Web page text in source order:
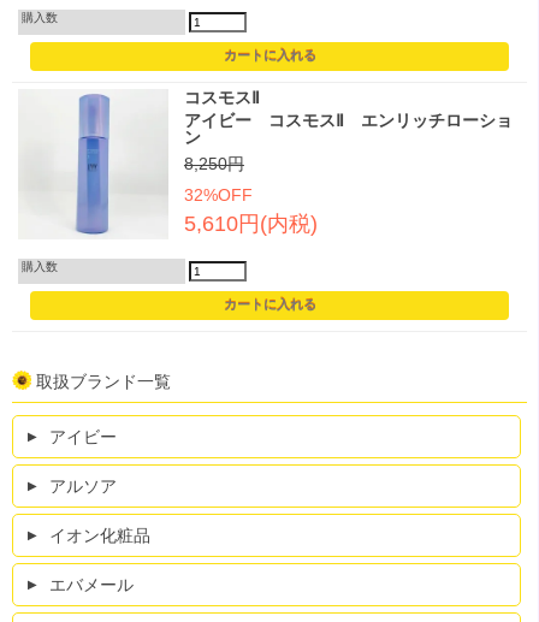
購入数
コスモスⅡ
アイビー コスモスⅡ エンリッチローショ
ン
8,250円
32%OFF
5,610円(内税)
購入数
取扱ブランド一覧
アイビー
アルソア
イオン化粧品
エバメール